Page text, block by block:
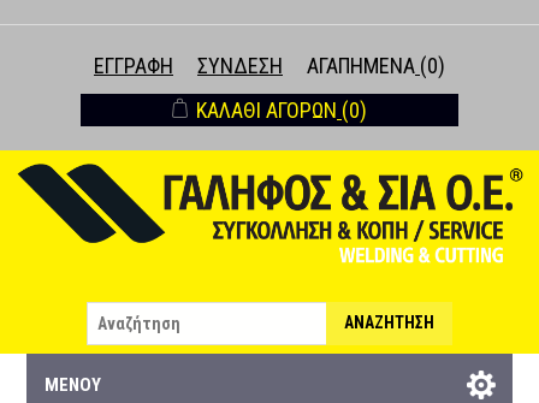
ΕΓΓΡΑΦΉ ΣΎΝΔΕΣΗ ΑΓΑΠΗΜΈΝΑ (0)
ΚΑΛΆΘΙ ΑΓΟΡΏΝ (0)
ΑΝΑΖΉΤΗΣΗ
ΜΕΝΟΎ